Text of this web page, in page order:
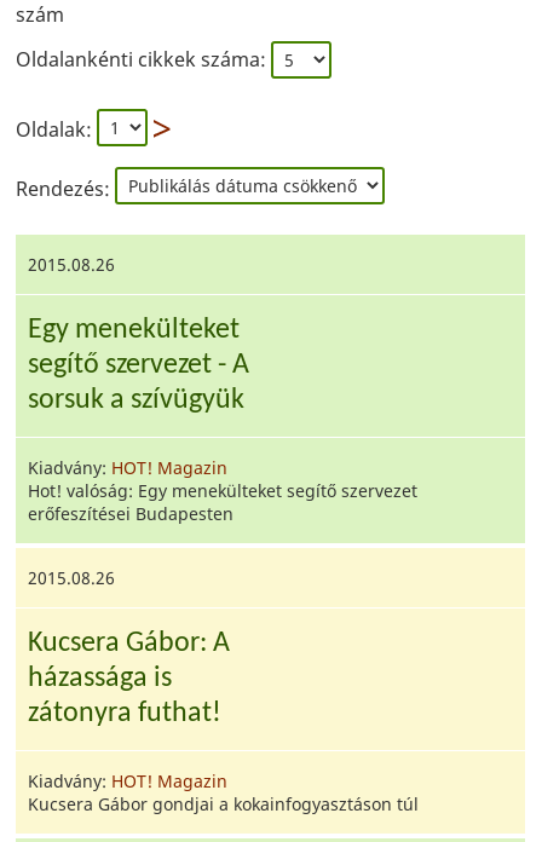
szám
Oldalankénti cikkek száma:
Oldalak:
Rendezés:
2015.08.26
Egy menekülteket
segítő szervezet - A
sorsuk a szívügyük
Kiadvány: HOT! Magazin
Hot! valóság: Egy menekülteket segítő szervezet
erőfeszítései Budapesten
2015.08.26
Kucsera Gábor: A
házassága is
zátonyra futhat!
Kiadvány: HOT! Magazin
Kucsera Gábor gondjai a kokainfogyasztáson túl